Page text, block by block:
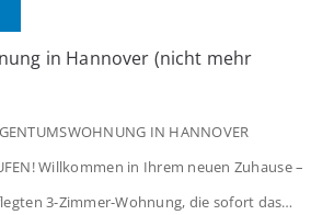
in Hannover (nicht mehr
IN HANNOVER
Willkommen in Ihrem neuen Zuhause –
3-Zimmer-Wohnung, die sofort das